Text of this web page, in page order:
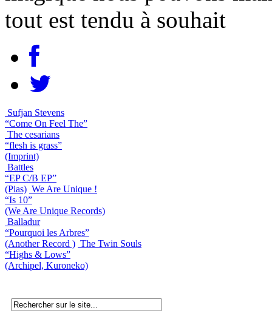
tout est tendu à souhait
Sufjan Stevens
“Come On Feel The”
The cesarians
“flesh is grass”
(Imprint)
Battles
“EP C/B EP”
(Pias) We Are Unique !
“Is 10”
(We Are Unique Records)
Balladur
“Pourquoi les Arbres”
(Another Record ) The Twin Souls
“Highs & Lows”
(Archipel, Kuroneko)